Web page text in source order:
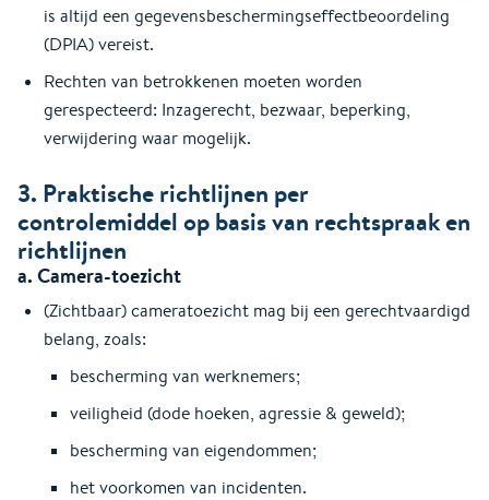
is altijd een gegevensbeschermingseffectbeoordeling
(DPIA) vereist.
Rechten van betrokkenen moeten worden
gerespecteerd: Inzagerecht, bezwaar, beperking,
verwijdering waar mogelijk.
3. Praktische richtlijnen per
controlemiddel op basis van rechtspraak en
richtlijnen
a. Camera-toezicht
(Zichtbaar) cameratoezicht mag bij een gerechtvaardigd
belang, zoals:
bescherming van werknemers;
veiligheid (dode hoeken, agressie & geweld);
bescherming van eigendommen;
het voorkomen van incidenten.